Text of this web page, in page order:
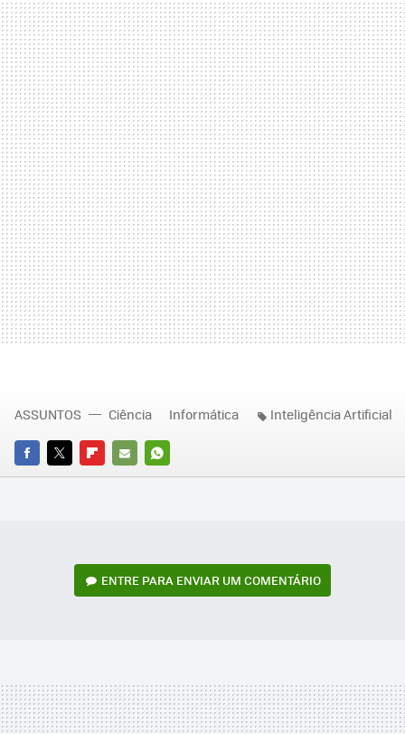
FACEBOOK
TWITTERFLIPBOARD
E-
WHATSAPP
ASSUNTOS Ciência Informática Inteligência Artificial
ENTRE PARA ENVIAR UM COMENTÁRIO